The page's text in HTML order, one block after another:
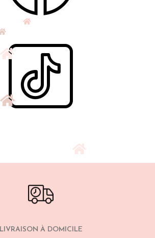
LIVRAISON À DOMICILE